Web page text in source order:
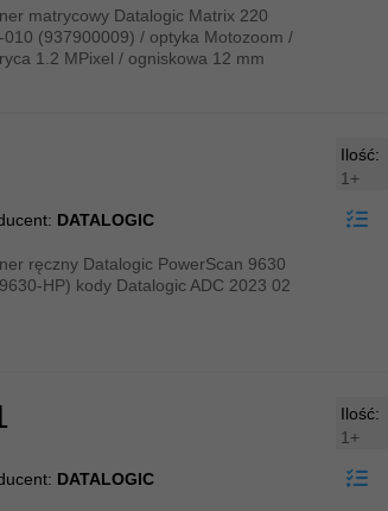
matrycowy Datalogic Matrix 220
010 (937900009) / optyka Motozoom /
1.2 MPixel / ogniskowa 12 mm
DATALOGIC
ręczny Datalogic PowerScan 9630
HP) kody Datalogic ADC 2023 02
Ilość:
1+
DATALOGIC
Ilość:
1+